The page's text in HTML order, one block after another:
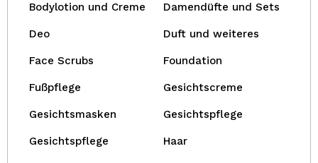
Bodylotion und Creme Damendüfte und Sets
Deo Duft und weiteres
Face Scrubs Foundation
Fußpflege Gesichtscreme
Gesichtsmasken Gesichtspflege
Gesichtspflege Haar